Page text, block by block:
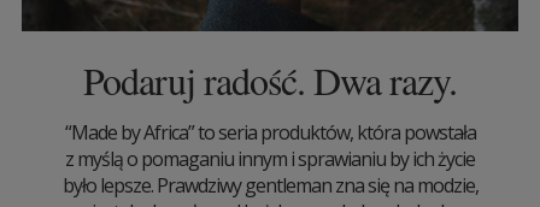
Podaruj radość. Dwa razy.
“Made by Africa” to seria produktów, która powstała
z myślą o pomaganiu innym i sprawianiu by ich życie
było lepsze. Prawdziwy gentleman zna się na modzie,